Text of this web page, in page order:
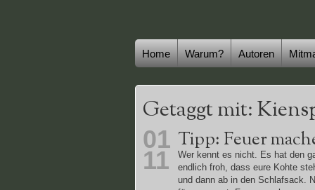
Home Warum? Autoren
Getaggt mit:
01
11
Tipp: Feuer
Wer kennt es nicht. Es hat den
endlich froh, dass eure Kohte
und dann ab in den Schlafsack.